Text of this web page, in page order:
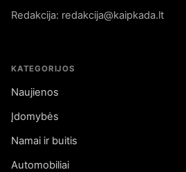
Redakcija: redakcija@kaipkada.lt
KATEGORIJOS
Naujienos
Įdomybės
Namai ir buitis
Automobiliai